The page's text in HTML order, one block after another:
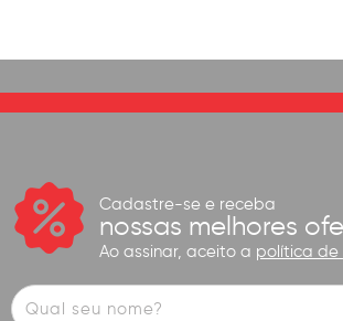
Cadastre-se e receba
nossas melhores
Ao assinar, aceito a política de